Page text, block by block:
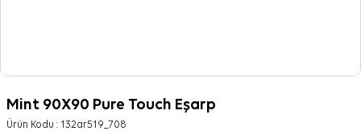
Mint 90X90 Pure Touch Eşarp
Ürün Kodu : 132ar519_708